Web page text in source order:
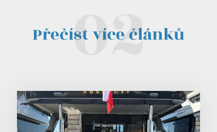
Přečíst více článků